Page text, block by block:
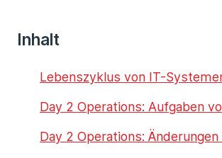
Inhalt
Lebenszyklus von IT-
Day 2 Operations: Aufgaben
Day 2 Operations: